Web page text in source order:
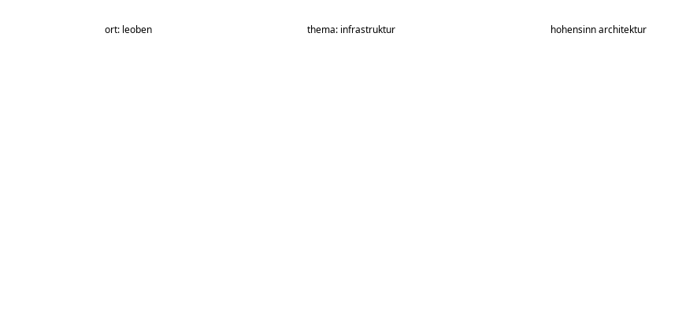
ort: leoben thema: infrastruktur
hohensinn architektur